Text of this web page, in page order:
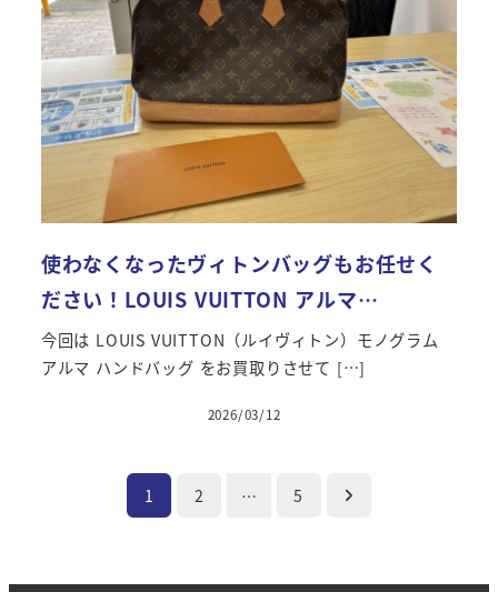
使わなくなったヴィトンバッグもお任せく
ださい！LOUIS VUITTON アルマ…
今回は LOUIS VUITTON（ルイヴィトン）モノグラム
アルマ ハンドバッグ をお買取りさせて […]
投稿日
2026/03/12
1 2 … 5